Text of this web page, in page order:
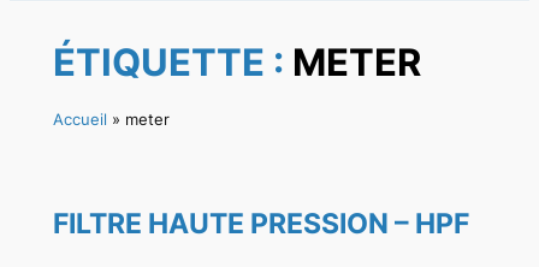
ÉTIQUETTE : METER
Accueil » meter
FILTRE HAUTE PRESSION – HPF